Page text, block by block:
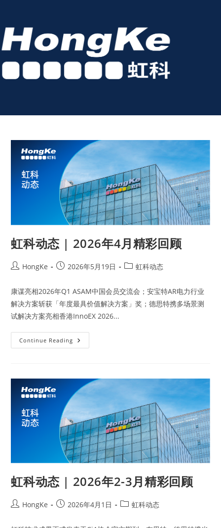
虹科动态 | 2026年4月精彩回顾
HongKe 2026年5月19日 虹科动态
康谋亮相2026年Q1 ASAM中国会员交流会；安宝特AR电力行业
解决方案斩获「年度最具价值解决方案」奖；德思特携多场景测
试解决方案亮相香港InnoEX 2026...
Continue Reading
虹科动态 | 2026年2-3月精彩回顾
HongKe 2026年4月1日 虹科动态